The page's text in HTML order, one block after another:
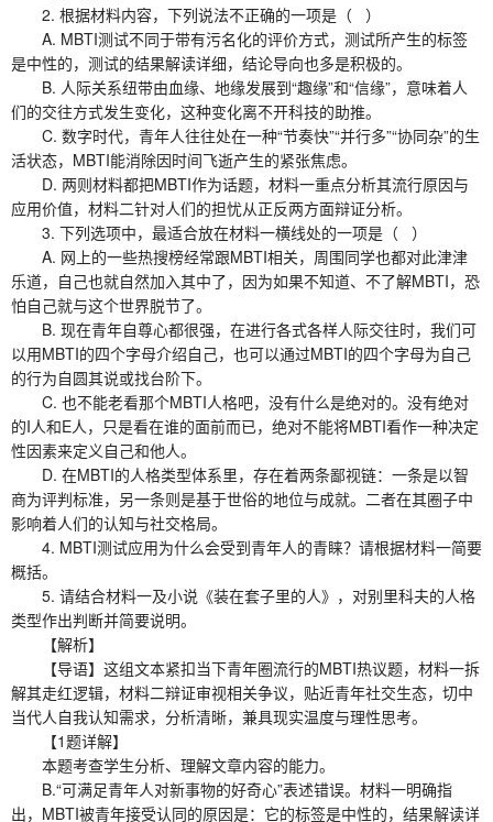
2. 根据材料内容，下列说法不正确的一项是（ ）
A. MBTI测试不同于带有污名化的评价方式，测试所产生的标签
是中性的，测试的结果解读详细，结论导向也多是积极的。
B. 人际关系纽带由血缘、地缘发展到“趣缘”和“信缘”，意味着人
们的交往方式发生变化，这种变化离不开科技的助推。
C. 数字时代，青年人往往处在一种“节奏快”“并行多”“协同杂”的生
活状态，MBTI能消除因时间飞逝产生的紧张焦虑。
D. 两则材料都把MBTI作为话题，材料一重点分析其流行原因与
应用价值，材料二针对人们的担忧从正反两方面辩证分析。
3. 下列选项中，最适合放在材料一横线处的一项是（ ）
A. 网上的一些热搜榜经常跟MBTI相关，周围同学也都对此津津
乐道，自己也就自然加入其中了，因为如果不知道、不了解MBTI，恐
怕自己就与这个世界脱节了。
B. 现在青年自尊心都很强，在进行各式各样人际交往时，我们可
以用MBTI的四个字母介绍自己，也可以通过MBTI的四个字母为自己
的行为自圆其说或找台阶下。
C. 也不能老看那个MBTI人格吧，没有什么是绝对的。没有绝对
的I人和E人，只是看在谁的面前而已，绝对不能将MBTI看作一种决定
性因素来定义自己和他人。
D. 在MBTI的人格类型体系里，存在着两条鄙视链：一条是以智
商为评判标准，另一条则是基于世俗的地位与成就。二者在其圈子中
影响着人们的认知与社交格局。
4. MBTI测试应用为什么会受到青年人的青睐？请根据材料一简要
概括。
5. 请结合材料一及小说《装在套子里的人》，对别里科夫的人格
类型作出判断并简要说明。
【解析】
【导语】这组文本紧扣当下青年圈流行的MBTI热议题，材料一拆
解其走红逻辑，材料二辩证审视相关争议，贴近青年社交生态，切中
当代人自我认知需求，分析清晰，兼具现实温度与理性思考。
【1题详解】
本题考查学生分析、理解文章内容的能力。
B.“可满足青年人对新事物的好奇心”表述错误。材料一明确指
出，MBTI被青年接受认同的原因是：它的标签是中性的，结果解读详